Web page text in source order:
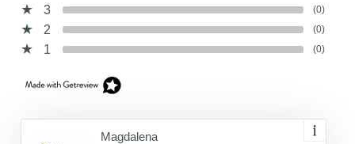
3 (0)
2 (0)
1 (0)
Magdalena